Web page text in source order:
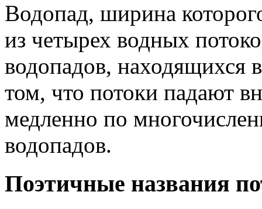
Водопад, ширина
из четырех водных
водопадов, находящихся
том, что потоки падают
медленно по
водопадов.
Поэтичные названия